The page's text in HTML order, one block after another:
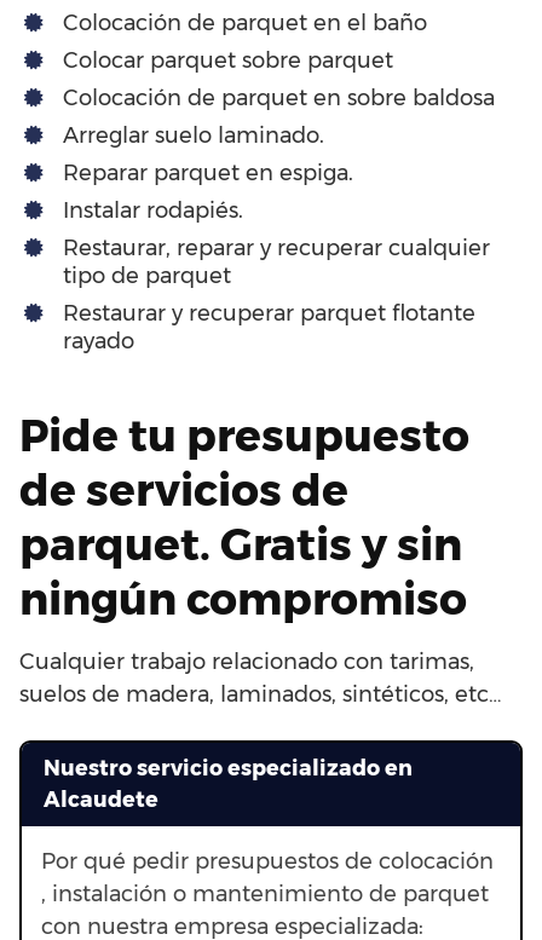
Colocación de parquet en el baño
Colocar parquet sobre parquet
Colocación de parquet en sobre baldosa
Arreglar suelo laminado.
Reparar parquet en espiga.
Instalar rodapiés.
Restaurar, reparar y recuperar cualquier
tipo de parquet
Restaurar y recuperar parquet flotante
rayado
Pide tu presupuesto
de servicios de
parquet. Gratis y sin
ningún compromiso
Cualquier trabajo relacionado con tarimas,
suelos de madera, laminados, sintéticos, etc…
Nuestro servicio especializado en
Alcaudete
Por qué pedir presupuestos de colocación
, instalación o mantenimiento de parquet
con nuestra empresa especializada: